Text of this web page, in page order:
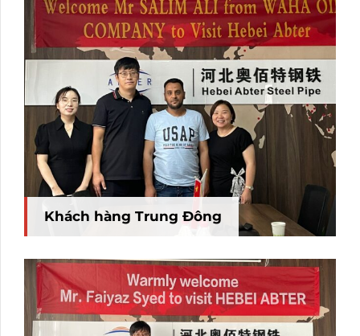
Khách hàng Trung Đông